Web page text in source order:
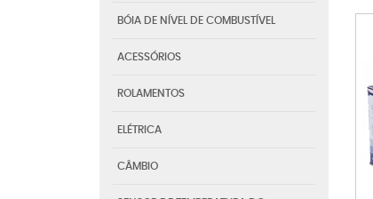
BÓIA DE NÍVEL DE COMBUSTÍVEL
ACESSÓRIOS
ROLAMENTOS
ELÉTRICA
CÂMBIO